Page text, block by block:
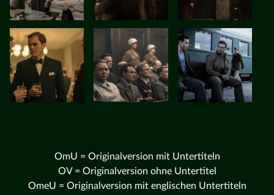
OmU = Originalversion mit Untertiteln
OV = Originalversion ohne Untertitel
OmeU = Originalversion mit englischen Untertiteln